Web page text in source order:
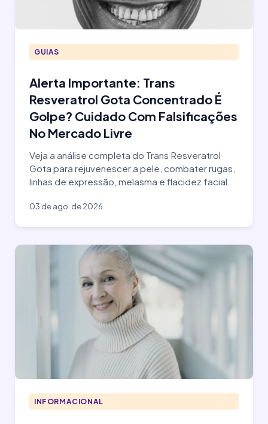
GUIAS
Alerta Importante: Trans
Resveratrol Gota Concentrado É
Golpe? Cuidado Com Falsificações
No Mercado Livre
Veja a análise completa do Trans Resveratrol
Gota para rejuvenescer a pele, combater rugas,
linhas de expressão, melasma e flacidez facial.
03 de ago. de 2026
INFORMACIONAL